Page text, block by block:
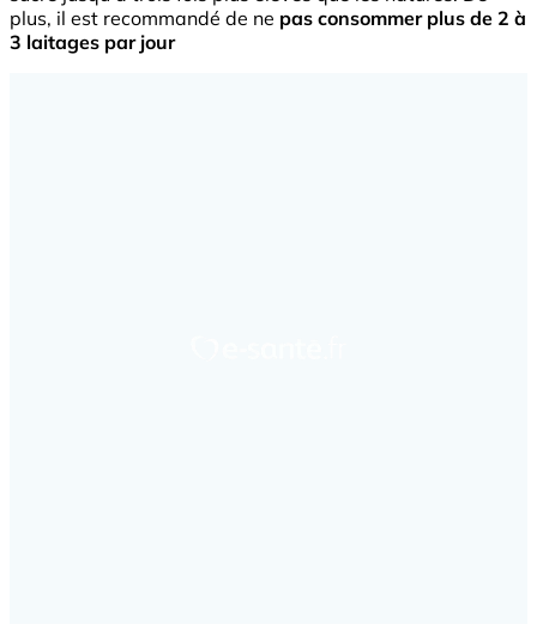
plus, il est recommandé de ne pas consommer plus de 2 à
3 laitages par jour